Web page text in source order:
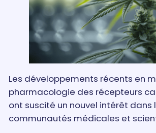
Les développements récents en
pharmacologie des récepteurs
ont suscité un nouvel intérêt dans
communautés médicales et